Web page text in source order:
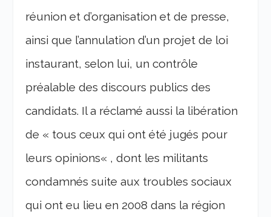
réunion et d’organisation et de presse,
ainsi que l’annulation d’un projet de loi
instaurant, selon lui, un contrôle
préalable des discours publics des
candidats. Il a réclamé aussi la libération
de « tous ceux qui ont été jugés pour
leurs opinions« , dont les militants
condamnés suite aux troubles sociaux
qui ont eu lieu en 2008 dans la région